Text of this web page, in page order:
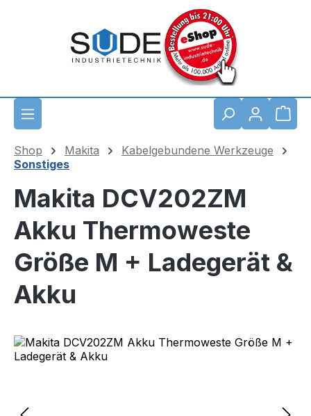
Shop Makita
Kabelgebundene Werkzeuge
Sonstiges
Makita DCV202ZM
Akku Thermoweste
Größe M + Ladegerät &
Akku
Bildergalerie überspringen